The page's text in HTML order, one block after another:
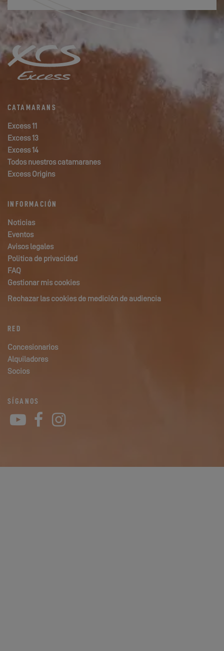
CATAMARANS
Excess 11
Excess 13
Excess 14
Todos nuestros catamaranes
Excess Origins
INFORMACIÓN
Noticias
Eventos
Avisos legales
Politica de privacidad
FAQ
Gestionar mis cookies
Rechazar las cookies de medición de audiencia
RED
Concesionarios
Alquiladores
Socios
SÍGANOS
YouTube
Facebook
Instagram